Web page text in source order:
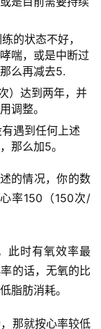
的状态不好，
喘，或是中断过
么再减去5.
）达到两年，并
调整。
遇到任何上述
那么加5。
的情况，你的数
率150（150次/
此时有氧效率最
的话，无氧的比
脂肪消耗。
那就按心率较低